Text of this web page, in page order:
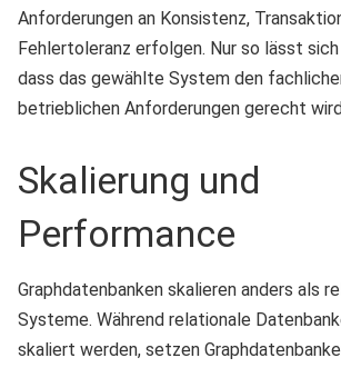
Anforderungen an Konsistenz,
Fehlertoleranz erfolgen. Nur so lässt
dass das gewählte System den
betrieblichen Anforderungen gerecht
Skalierung und
Performance
Graphdatenbanken skalieren anders als
Systeme. Während relationale
skaliert werden, setzen